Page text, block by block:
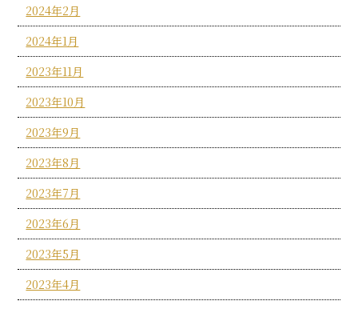
2024年2月
2024年1月
2023年11月
2023年10月
2023年9月
2023年8月
2023年7月
2023年6月
2023年5月
2023年4月